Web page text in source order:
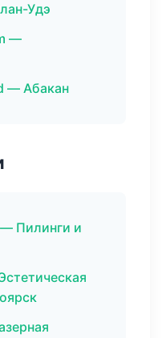
Удэ
—
— Абакан
Пилинги и